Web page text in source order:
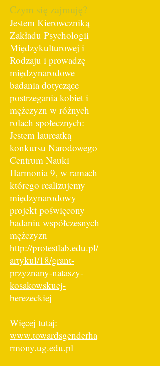
Czym się zajmuję?
Jestem Kierowczniką
Zakładu Psychologii
Międzykulturowej i
Rodzaju i prowadzę
międzynarodowe
badania dotyczące
postrzegania kobiet i
mężczyzn w różnych
rolach społecznych:
Jestem laureatką
konkursu Narodowego
Centrum Nauki
Harmonia 9, w ramach
którego realizujemy
międzynarodowy
projekt poświęcony
badaniu współczesnych
mężczyzn
http://protestlab.edu.pl/
artykul/18/grant-
przyznany-nataszy-
kosakowskuej-
berezeckiej
Więcej tutaj:
www.towardsgenderha
rmony.ug.edu.pl